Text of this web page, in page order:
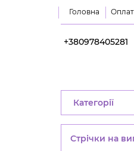
Головна
+380978405281
Категорії
Стрічки на